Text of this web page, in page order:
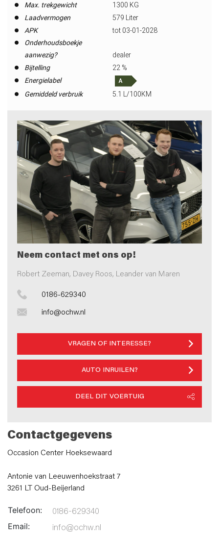
Max. trekgewicht
1300 KG
Laadvermogen
579 Liter
APK
tot 03-01-2028
Onderhoudsboekje
aanwezig?
dealer
Bijtelling
22 %
Energielabel
Gemiddeld verbruik
5.1 L/100KM
Neem contact met ons op!
Robert Zeeman, Davey Roos, Leander van Maren
0186-629340
info@ochw.nl
VRAGEN OF INTERESSE?
AUTO INRUILEN?
DEEL DIT VOERTUIG
Contactgegevens
Occasion Center Hoeksewaard
Antonie van Leeuwenhoekstraat 7
3261 LT Oud-Beijerland
Telefoon: 0186-629340
Email: info@ochw.nl